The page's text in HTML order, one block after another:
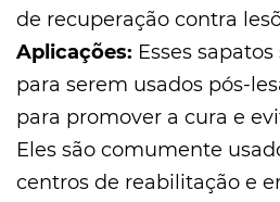
de recuperação contra
Aplicações: Esses
para serem usados ​​pós-
para promover a cura e
Eles são comumente
centros de reabilitação e